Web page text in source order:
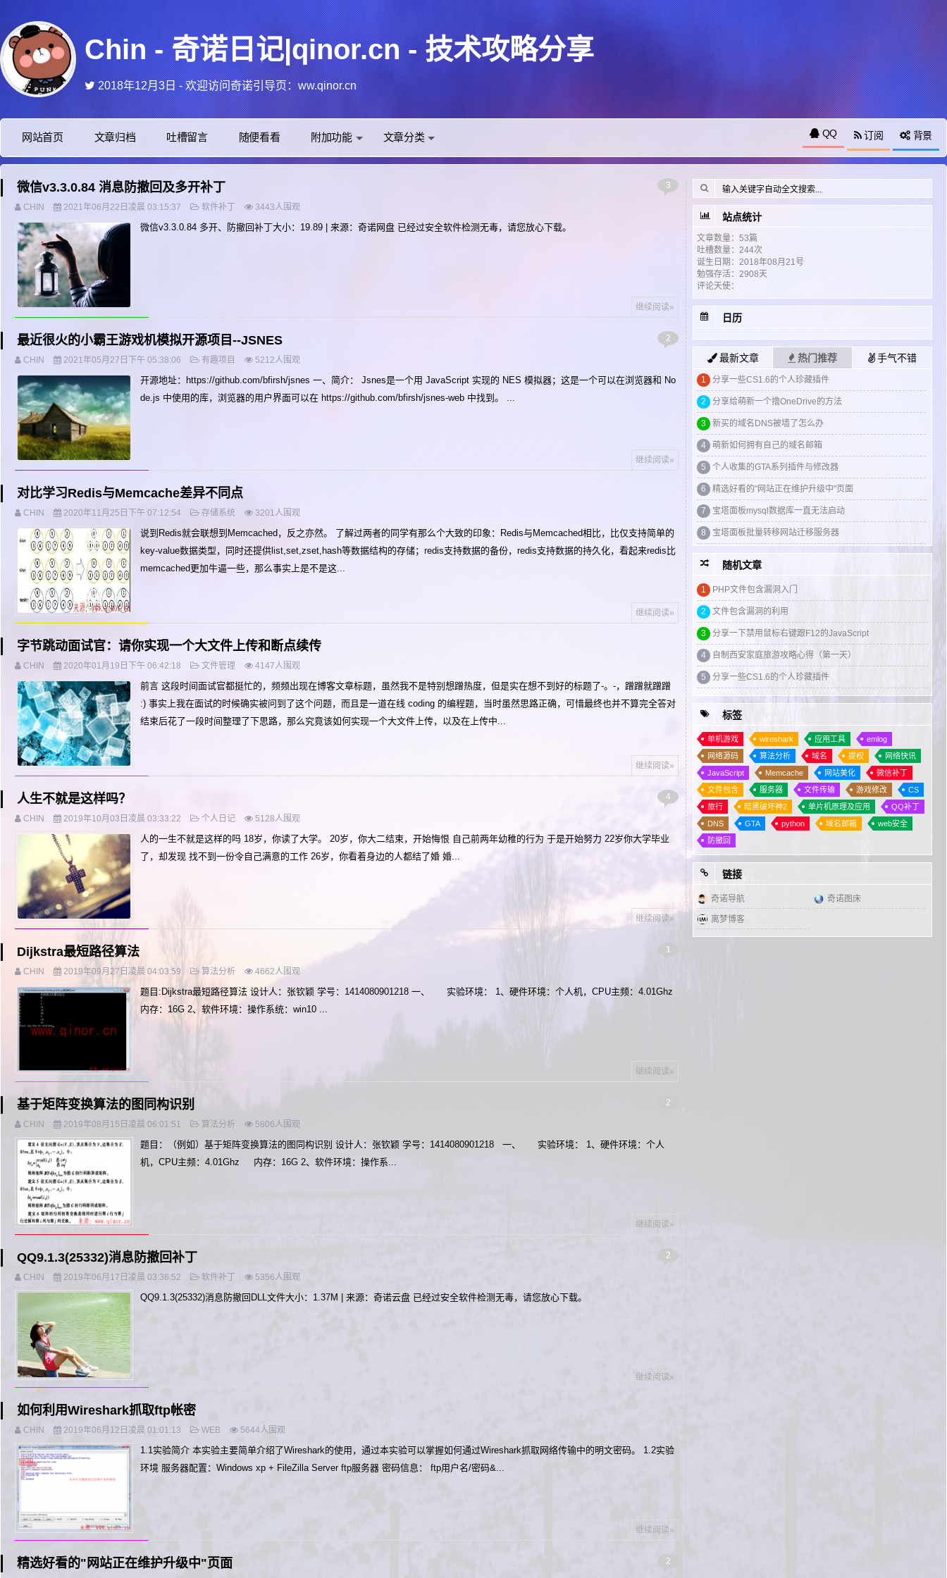
Chin - 奇诺日记|qinor.cn - 技术攻略分享
2018年12月3日 - 欢迎访问奇诺引导页：ww.qinor.cn
2018年10月24日 - 奇诺博客 https://qinor.cn/ 个人点滴技术分享博客。
2018年10月23日 - 网友们，评论的时候，名称可以写自己的网名，没网址的可以填自己的QQ空间，而邮箱的话，填自己固定用的那个邮箱，在本博客邮箱就是你们的辨识ID。
2025年12月16日 - 今天抽空更新了网盘的链接，CS的单机小伙伴们可以正常下载了。
2021年5月27日 - 今天删除了一大堆的广告留言
网站首页 文章归档 吐槽留言 随便看看 附加功能 文章分类 QQ 订阅 背景
微信v3.3.0.84 消息防撤回及多开补丁 3
CHIN 2021年06月22日凌晨 03:15:37 软件补丁 3443人围观
微信v3.3.0.84 多开、防撤回补丁大小：19.89 | 来源：奇诺网盘 已经过安全软件检测无毒，请您放心下载。
继续阅读»
最近很火的小霸王游戏机模拟开源项目--JSNES 2
CHIN 2021年05月27日下午 05:38:06 有趣项目 5212人围观
开源地址：https://github.com/bfirsh/jsnes 一、简介： Jsnes是一个用 JavaScript 实现的 NES 模拟器；这是一个可以在浏览器和 No
de.js 中使用的库，浏览器的用户界面可以在 https://github.com/bfirsh/jsnes-web 中找到。 ...
继续阅读»
对比学习Redis与Memcache差异不同点
CHIN 2020年11月25日下午 07:12:54 存储系统 3201人围观
说到Redis就会联想到Memcached，反之亦然。 了解过两者的同学有那么个大致的印象：Redis与Memcached相比，比仅支持简单的
key-value数据类型，同时还提供list,set,zset,hash等数据结构的存储；redis支持数据的备份，redis支持数据的持久化，看起来redis比
memcached更加牛逼一些，那么事实上是不是这...
继续阅读»
字节跳动面试官：请你实现一个大文件上传和断点续传
CHIN 2020年01月19日下午 06:42:18 文件管理 4147人围观
前言 这段时间面试官都挺忙的，频频出现在博客文章标题，虽然我不是特别想蹭热度，但是实在想不到好的标题了-。-，蹭蹭就蹭蹭
:) 事实上我在面试的时候确实被问到了这个问题，而且是一道在线 coding 的编程题，当时虽然思路正确，可惜最终也并不算完全答对
结束后花了一段时间整理了下思路，那么究竟该如何实现一个大文件上传，以及在上传中...
继续阅读»
人生不就是这样吗？ 4
CHIN 2019年10月03日凌晨 03:33:22 个人日记 5128人围观
人的一生不就是这样的吗 18岁，你读了大学。 20岁，你大二结束，开始悔恨 自己前两年幼稚的行为 于是开始努力 22岁你大学毕业
了，却发现 找不到一份令自己满意的工作 26岁，你看着身边的人都结了婚 婚...
继续阅读»
Dijkstra最短路径算法 1
CHIN 2019年09月27日凌晨 04:03:59 算法分析 4662人围观
题目:Dijkstra最短路径算法 设计人：张钦颖 学号：1414080901218 一、 实验环境： 1、硬件环境：个人机，CPU主频：4.01Ghz
内存：16G 2、软件环境：操作系统：win10 ...
继续阅读»
基于矩阵变换算法的图同构识别 2
CHIN 2019年08月15日凌晨 06:01:51 算法分析 5806人围观
题目：（例如）基于矩阵变换算法的图同构识别 设计人：张钦颖 学号：1414080901218 一、 实验环境： 1、硬件环境：个人
机，CPU主频：4.01Ghz 内存：16G 2、软件环境：操作系...
继续阅读»
QQ9.1.3(25332)消息防撤回补丁 2
CHIN 2019年06月17日凌晨 03:36:52 软件补丁 5356人围观
QQ9.1.3(25332)消息防撤回DLL文件大小：1.37M | 来源：奇诺云盘 已经过安全软件检测无毒，请您放心下载。
继续阅读»
如何利用Wireshark抓取ftp帐密
CHIN 2019年06月12日凌晨 01:01:13 WEB 5644人围观
1.1实验简介 本实验主要简单介绍了Wireshark的使用，通过本实验可以掌握如何通过Wireshark抓取网络传输中的明文密码。 1.2实验
环境 服务器配置：Windows xp + FileZilla Server ftp服务器 密码信息： ftp用户名/密码&...
继续阅读»
精选好看的"网站正在维护升级中"页面 2
站点统计
文章数量：53篇
吐槽数量：244次
诞生日期：2018年08月21号
勉强存活：2908天
评论天使：
日历
最新文章 热门推荐 手气不错
1 分享一些CS1.6的个人珍藏插件
2 分享给萌新一个撸OneDrive的方法
3 新买的域名DNS被墙了怎么办
4 萌新如何拥有自己的域名邮箱
5 个人收集的GTA系列插件与修改器
6 精选好看的"网站正在维护升级中"页面
7 宝塔面板mysql数据库一直无法启动
8 宝塔面板批量转移网站迁移服务器
1 提权综述与基本方法
2 如何利用Wireshark抓取ftp帐密
3 MySQL注入总结笔记。
4 DNS服务器的配置与管理
5 域的组建、域的用户和组的管理
6 可运营完整版本运气项目
萌新如何拥有自己的域名邮箱
Hello Blog！
随机文章
1 PHP文件包含漏洞入门
2 文件包含漏洞的利用
3 分享一下禁用鼠标右键跟F12的JavaScript
4 自制西安家庭旅游攻略心得（第一天）
5 分享一些CS1.6的个人珍藏插件
标签
单机游戏 wireshark 应用工具
emlog
网络源码
算法分析 域名 提权
网络快讯
JavaScript
Memcache 网站美化
微信补丁
文件包含
服务器 文件传输 游戏修改
CS
旅行
暗黑破坏神2 单片机原理及应用
QQ补丁
DNS
GTA python 域名邮箱
web安全
防撤回
链接
奇诺导航 奇诺图床
离梦博客